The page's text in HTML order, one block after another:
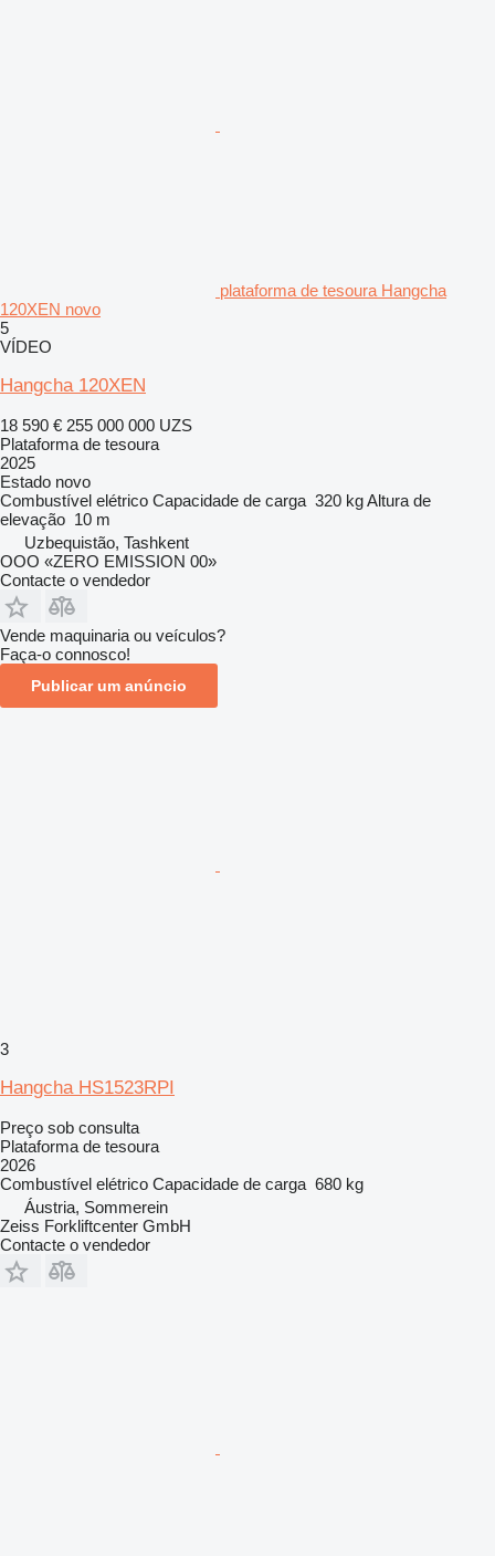
plataforma de tesoura Hangcha
120XEN novo
5
VÍDEO
Hangcha 120XEN
18 590 € 255 000 000 UZS
Plataforma de tesoura
2025
Estado novo
Combustível elétrico Capacidade de carga 320 kgAltura de
elevação 10 m
Uzbequistão, Tashkent
OOO «ZERO EMISSION 00»
Contacte o vendedor
Vende maquinaria ou veículos?
Faça-o connosco!
Publicar um anúncio
3
Hangcha HS1523RPI
Preço sob consulta
Plataforma de tesoura
2026
Combustível elétrico Capacidade de carga 680 kg
Áustria, Sommerein
Zeiss Forkliftcenter GmbH
Contacte o vendedor